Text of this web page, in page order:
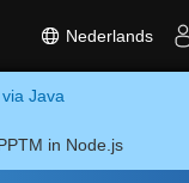
Nederlands
Java
in Node.js